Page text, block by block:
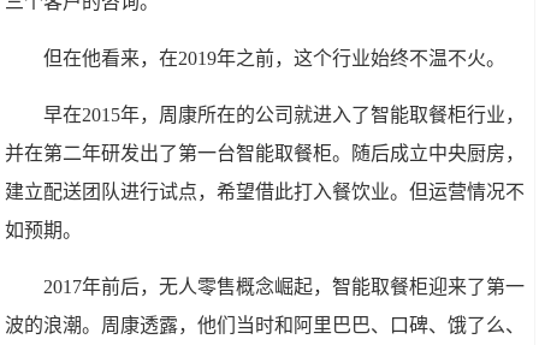
但在他看来，在2019年之前，这个行业始终不温不火。
早在2015年，周康所在的公司就进入了智能取餐柜行业，
并在第二年研发出了第一台智能取餐柜。随后成立中央厨房，
建立配送团队进行试点，希望借此打入餐饮业。但运营情况不
如预期。
2017年前后，无人零售概念崛起，智能取餐柜迎来了第一
波的浪潮。周康透露，他们当时和阿里巴巴、口碑、饿了么、